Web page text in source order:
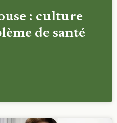
: culture
de santé